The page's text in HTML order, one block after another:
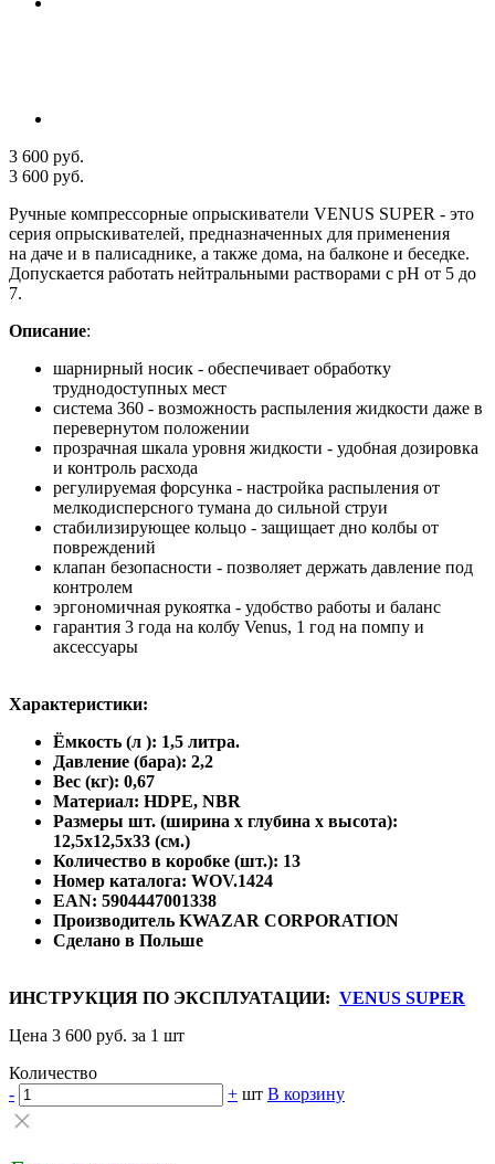
3 600 руб.
3 600 руб.
Ручные компрессорные опрыскиватели VENUS SUPER - это
серия опрыскивателей, предназначенных для применения
на даче и в палисаднике, а также дома, на балконе и беседке.
Допускается работать нейтральными растворами с рН от 5 до
7.
Описание:
шарнирный носик - обеспечивает обработку
труднодоступных мест
система 360 - возможность распыления жидкости даже в
перевернутом положении
прозрачная шкала уровня жидкости - удобная дозировка
и контроль расхода
регулируемая форсунка - настройка распыления от
мелкодисперсного тумана до сильной струи
стабилизирующее кольцо - защищает дно колбы от
повреждений
клапан безопасности - позволяет держать давление под
контролем
эргономичная рукоятка - удобство работы и баланс
гарантия 3 года на колбу Venus, 1 год на помпу и
аксессуары
Характеристики:
Ёмкость (л ): 1,5 литра.
Давление (бара): 2,2
Вес (кг): 0,67
Материал: HDPE, NBR
Размеры шт. (ширина х глубина х высота):
12,5х12,5х33 (см.)
Количество в коробке (шт.): 13
Номер каталога: WOV.1424
EAN: 5904447001338
Производитель KWAZAR CORPORATION
Сделано в Польше
ИНСТРУКЦИЯ ПО ЭКСПЛУАТАЦИИ: VENUS SUPER
Цена 3 600 руб. за 1 шт
Количество
-
+ шт В корзину